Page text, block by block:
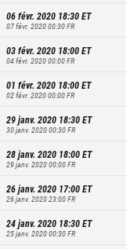
06 févr. 2020 18:30ET
07 févr. 2020 00:30FR
03 févr. 2020 18:00ET
04 févr. 2020 00:00FR
01 févr. 2020 18:00ET
02 févr. 2020 00:00FR
29 janv. 2020 18:30ET
30 janv. 2020 00:30FR
28 janv. 2020 18:00ET
29 janv. 2020 00:00FR
26 janv. 2020 17:00ET
26 janv. 2020 23:00FR
24 janv. 2020 18:30ET
25 janv. 2020 00:30FR